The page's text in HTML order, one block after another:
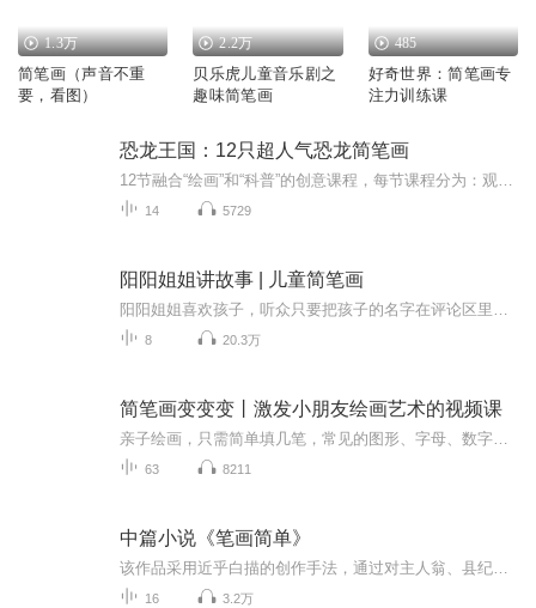
1.3万
简笔画（声音不重
要，看图）
2.2万
贝乐虎儿童音乐剧之
趣味简笔画
485
好奇世界：简笔画专
注力训练课
恐龙王国：12只超人气恐龙简笔画
14 5729
阳阳姐姐讲故事 | 儿童简笔画
8 20.3万
简笔画变变变丨激发小朋友绘画艺术的视频课
63 8211
中篇小说《笔画简单》
16 3.2万